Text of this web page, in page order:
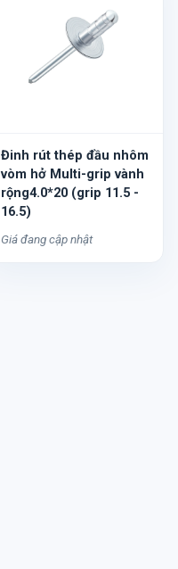
Đinh rút thép đầu nhôm
vòm hở Multi-grip vành
rộng4.0*20 (grip 11.5 -
16.5)
Giá đang cập nhật